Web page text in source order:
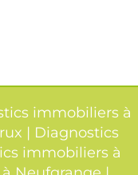
immobiliers à
| Diagnostics
immobiliers à